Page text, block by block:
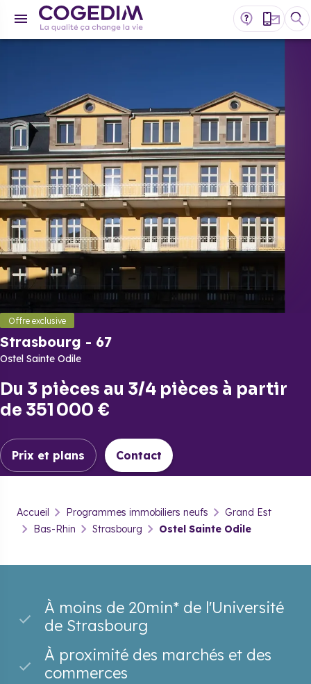
Offre exclusive
Strasbourg - 67
Ostel Sainte Odile
Du 3 pièces au 3/4 pièces à partir
de 351 000 €
Prix et plans Contact
Ostel Sainte Odile
Accueil Programmes immobiliers neufs
Grand Est
Bas-Rhin
Strasbourg Ostel Sainte Odile
À moins de 20min* de l'Université
de Strasbourg
À proximité des marchés et des
commerces